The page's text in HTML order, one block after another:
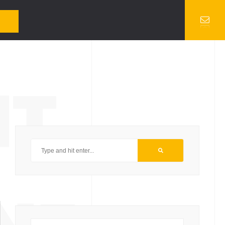
votre navigateur qu'avec votre consentement. Vous avez également la
features of the website. These cookies do not store any personal
contents are termed as non-necessary cookies. It is mandatory to